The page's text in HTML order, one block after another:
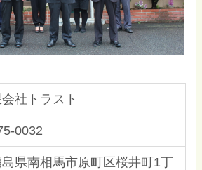
社トラスト
0032
県南相馬市原町区桜井町1丁